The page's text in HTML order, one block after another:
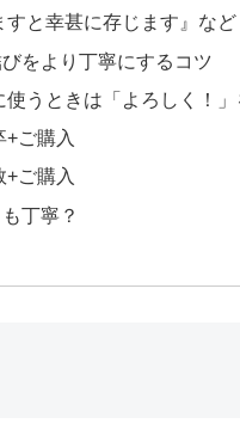
すと幸甚に存じます』など
をより丁寧にするコツ
うときは「よろしく！
ご購入
ご購入
丁寧？